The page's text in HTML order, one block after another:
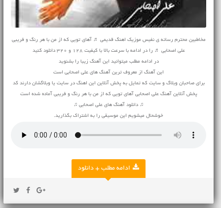
مخاطبین محترم رسانه ی نفیس موزیک اهنگ قدیمی ♬ آهای تویی که از من با هر رنگ و فریبی
علی اصحابی ♬ را در ادامه با سرعت بالا با کیفیت 128 و 320 دانلود کنید
در ادامه مطلب میتوانید این آهنگ زیبا را بشنوید
این آهنگ از معروف ترین آهنگ های علی اصحابی است
برای صاحبان وبلاگ و سایت که تمایل به پخش آنلاین این اهنگ در سایت یا وبلاگشان دارند کد
پخش آنلاین آهنگ علی اصحابی آهای تویی که از من با هر رنگ و فریبی آماده شده است
♫ دانلود آهنگ های علی اصحابی ♫
خوشحال میشویم این موسیقی را به اشتراک بگذارید.
ادامه مطلب + دانلود